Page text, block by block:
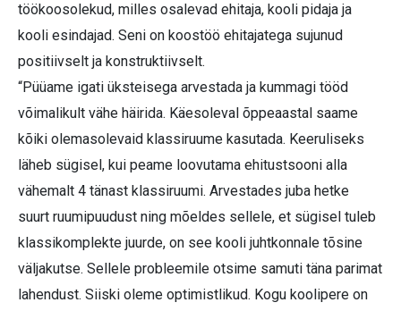
töökoosolekud, milles osalevad ehitaja, kooli pidaja ja
kooli esindajad. Seni on koostöö ehitajatega sujunud
positiivselt ja konstruktiivselt.
“Püüame igati üksteisega arvestada ja kummagi tööd
võimalikult vähe häirida. Käesoleval õppeaastal saame
kõiki olemasolevaid klassiruume kasutada. Keeruliseks
läheb sügisel, kui peame loovutama ehitustsooni alla
vähemalt 4 tänast klassiruumi. Arvestades juba hetke
suurt ruumipuudust ning mõeldes sellele, et sügisel tuleb
klassikomplekte juurde, on see kooli juhtkonnale tõsine
väljakutse. Sellele probleemile otsime samuti täna parimat
lahendust. Siiski oleme optimistlikud. Kogu koolipere on